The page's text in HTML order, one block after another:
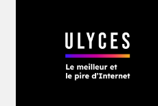
mitrailleurs
également